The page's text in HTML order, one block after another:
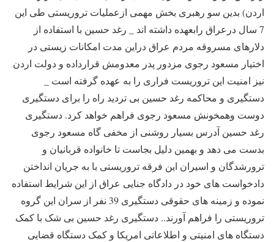
اردن) بدین سو رهبری بخش مهمی ازعملیات تروریستی طی این
7 سال درعراق رابعهده داشته اند _ رغد حسین با استفاده از
دلارهای مسروقه مردم عراق دراین مدت امکانات زیستی در
اختیار مسعود رجوی مزدور پدر معدومش قرارداده و دولت اردن
نیز امنیت این تروریست فراری را به عهده گرفته است _
دستگیری و محاکمه رغد حسین بی تردید راه را برای دستگیری
دوست وهمخونش مسعود رجوی فراهم خواهد کرد. دستگیری
رغد حسین آدرس بسیار روشنی از مخفی گاه مسعود رجوی
بدست می دهد و بهمین دلیل بجاست تا خانواده قربانیان و
ترورشدگان و اسیران این فرقه تروریستی با به جریان انداختن
دادخواست های خود در دادگاه جنایی عراق از این شرایط استفاده
نموده و زمینه های حقوقی دستگیری 39 نفر از سران این گروه
تروریستی را فراهم آورند.. دستگیری رغد حسین بی شک با کمک
دستگاه های امنیتی و اطلاعاتی امریکا و کمک دستگاه قضایی